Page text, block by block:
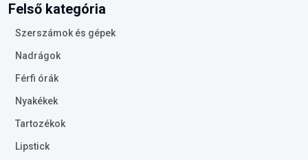
Felső kategória
Szerszámok és gépek
Nadrágok
Férfi órák
Nyakékek
Tartozékok
Lipstick